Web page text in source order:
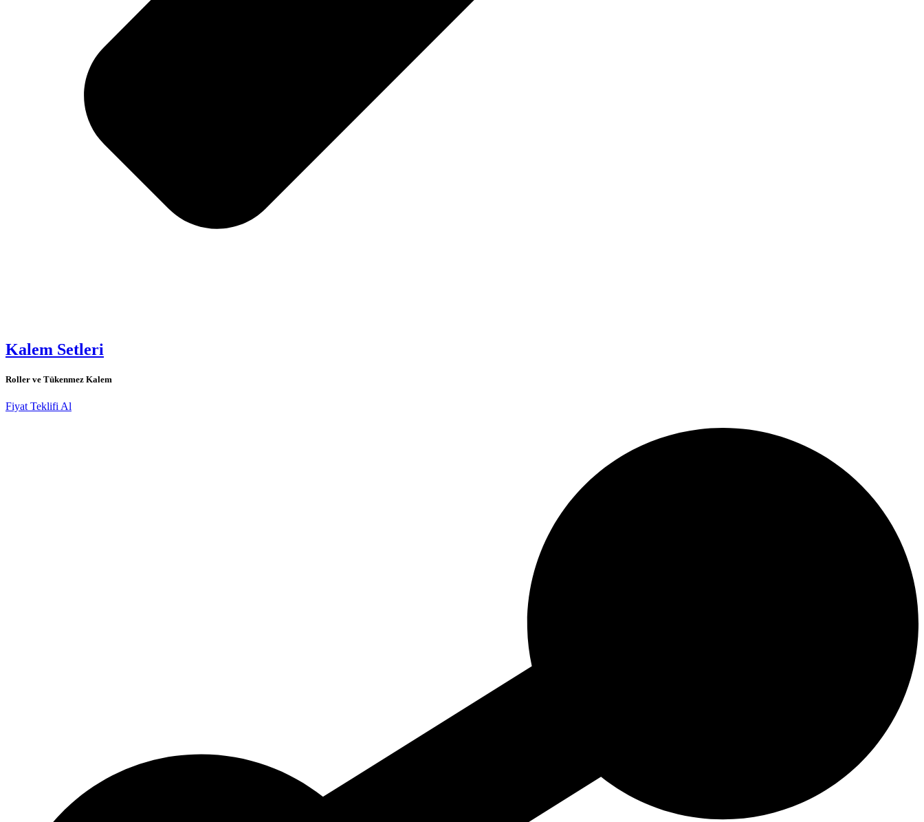
Kalem Setleri
Roller ve Tükenmez Kalem
Fiyat Teklifi Al